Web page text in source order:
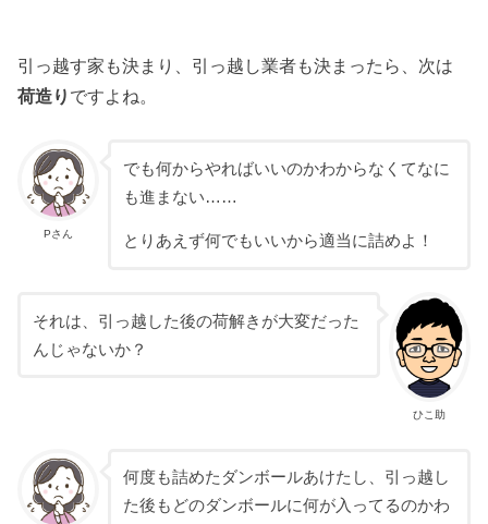
引っ越す家も決まり、引っ越し業者も決まったら、次は
荷造り ですよね。
Pさん
でも何からやればいいのかわからなくてなに
も進まない……
とりあえず何でもいいから適当に詰めよ！
ひこ助
それは、引っ越した後の荷解きが大変だった
んじゃないか？
何度も詰めたダンボールあけたし、引っ越し
た後もどのダンボールに何が入ってるのかわ